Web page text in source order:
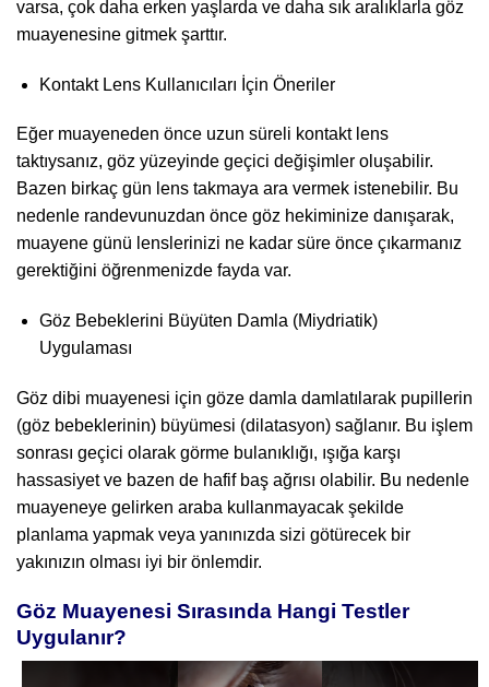
varsa, çok daha erken yaşlarda ve daha sık aralıklarla göz
muayenesine gitmek şarttır.
Kontakt Lens Kullanıcıları İçin Öneriler
Eğer muayeneden önce uzun süreli kontakt lens
taktıysanız, göz yüzeyinde geçici değişimler oluşabilir.
Bazen birkaç gün lens takmaya ara vermek istenebilir. Bu
nedenle randevunuzdan önce göz hekiminize danışarak,
muayene günü lenslerinizi ne kadar süre önce çıkarmanız
gerektiğini öğrenmenizde fayda var.
Göz Bebeklerini Büyüten Damla (Miydriatik)
Uygulaması
Göz dibi muayenesi için göze damla damlatılarak pupillerin
(göz bebeklerinin) büyümesi (dilatasyon) sağlanır. Bu işlem
sonrası geçici olarak görme bulanıklığı, ışığa karşı
hassasiyet ve bazen de hafif baş ağrısı olabilir. Bu nedenle
muayeneye gelirken araba kullanmayacak şekilde
planlama yapmak veya yanınızda sizi götürecek bir
yakınızın olması iyi bir önlemdir.
Göz Muayenesi Sırasında Hangi Testler
Uygulanır?